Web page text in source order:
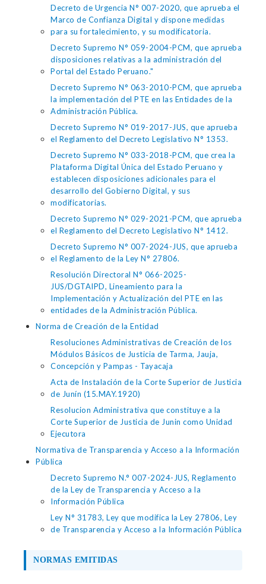
Decreto de Urgencia N° 007-2020, que aprueba el
Marco de Confianza Digital y dispone medidas
para su fortalecimiento, y su modificatoria.
Decreto Supremo N° 059-2004-PCM, que aprueba
disposiciones relativas a la administración del
Portal del Estado Peruano."
Decreto Supremo N° 063-2010-PCM, que aprueba
la implementación del PTE en las Entidades de la
Administración Pública.
Decreto Supremo N° 019-2017-JUS, que aprueba
el Reglamento del Decreto Legislativo N° 1353.
Decreto Supremo N° 033-2018-PCM, que crea la
Plataforma Digital Única del Estado Peruano y
establecen disposiciones adicionales para el
desarrollo del Gobierno Digital, y sus
modificatorias.
Decreto Supremo N° 029-2021-PCM, que aprueba
el Reglamento del Decreto Legislativo N° 1412.
Decreto Supremo N° 007-2024-JUS, que aprueba
el Reglamento de la Ley N° 27806.
Resolución Directoral N° 066-2025-
JUS/DGTAIPD, Lineamiento para la
Implementación y Actualización del PTE en las
entidades de la Administración Pública.
Norma de Creación de la Entidad
Resoluciones Administrativas de Creación de los
Módulos Básicos de Justicia de Tarma, Jauja,
Concepción y Pampas - Tayacaja
Acta de Instalación de la Corte Superior de Justicia
de Junín (15.MAY.1920)
Resolucion Administrativa que constituye a la
Corte Superior de Justicia de Junin como Unidad
Ejecutora
Normativa de Transparencia y Acceso a la Información
Pública
Decreto Supremo N.° 007-2024-JUS, Reglamento
de la Ley de Transparencia y Acceso a la
Información Pública
Ley N° 31783, Ley que modifica la Ley 27806, Ley
de Transparencia y Acceso a la Información Pública
NORMAS EMITIDAS